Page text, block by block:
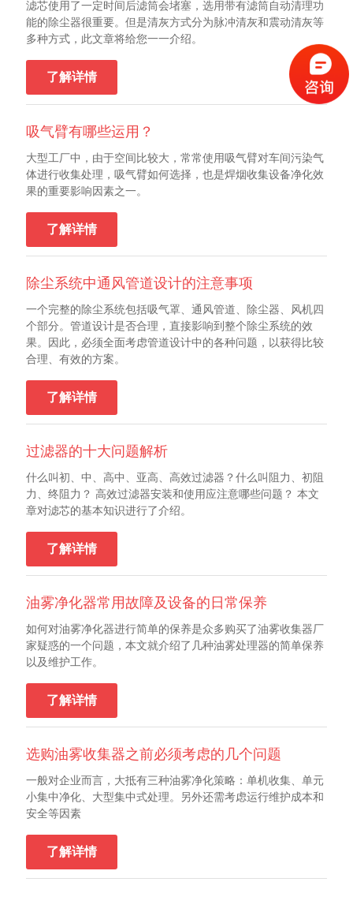
滤芯使用了一定时间后滤筒会堵塞，选用带有滤筒自动清理功
能的除尘器很重要。但是清灰方式分为脉冲清灰和震动清灰等
多种方式，此文章将给您一一介绍。
了解详情
吸气臂有哪些运用？
大型工厂中，由于空间比较大，常常使用吸气臂对车间污染气
体进行收集处理，吸气臂如何选择，也是焊烟收集设备净化效
果的重要影响因素之一。
了解详情
除尘系统中通风管道设计的注意事项
一个完整的除尘系统包括吸气罩、通风管道、除尘器、风机四
个部分。管道设计是否合理，直接影响到整个除尘系统的效
果。因此，必须全面考虑管道设计中的各种问题，以获得比较
合理、有效的方案。
了解详情
过滤器的十大问题解析
什么叫初、中、高中、亚高、高效过滤器？什么叫阻力、初阻
力、终阻力？ 高效过滤器安装和使用应注意哪些问题？ 本文
章对滤芯的基本知识进行了介绍。
了解详情
油雾净化器常用故障及设备的日常保养
如何对油雾净化器进行简单的保养是众多购买了油雾收集器厂
家疑惑的一个问题，本文就介绍了几种油雾处理器的简单保养
以及维护工作。
了解详情
选购油雾收集器之前必须考虑的几个问题
一般对企业而言，大抵有三种油雾净化策略：单机收集、单元
小集中净化、大型集中式处理。另外还需考虑运行维护成本和
安全等因素
了解详情